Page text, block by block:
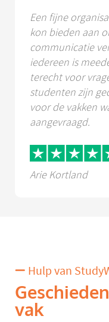
Een fijne
kon bieden aan
communicatie
iedereen is
terecht voor
studenten zijn
voor de vakken
aangevraagd.
Arie Kortland
Hulp van
vak